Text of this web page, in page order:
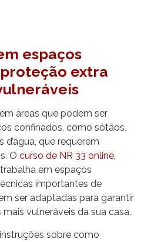
espaços
extra
áreas que podem ser
confinados, como sótãos,
que requerem
O curso de NR 33 online
em espaços
importantes de
ser adaptadas para garantir
vulneráveis da sua casa.
sobre como